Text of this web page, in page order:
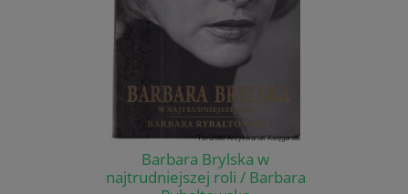
Barbara Brylska w
najtrudniejszej roli / Barbara